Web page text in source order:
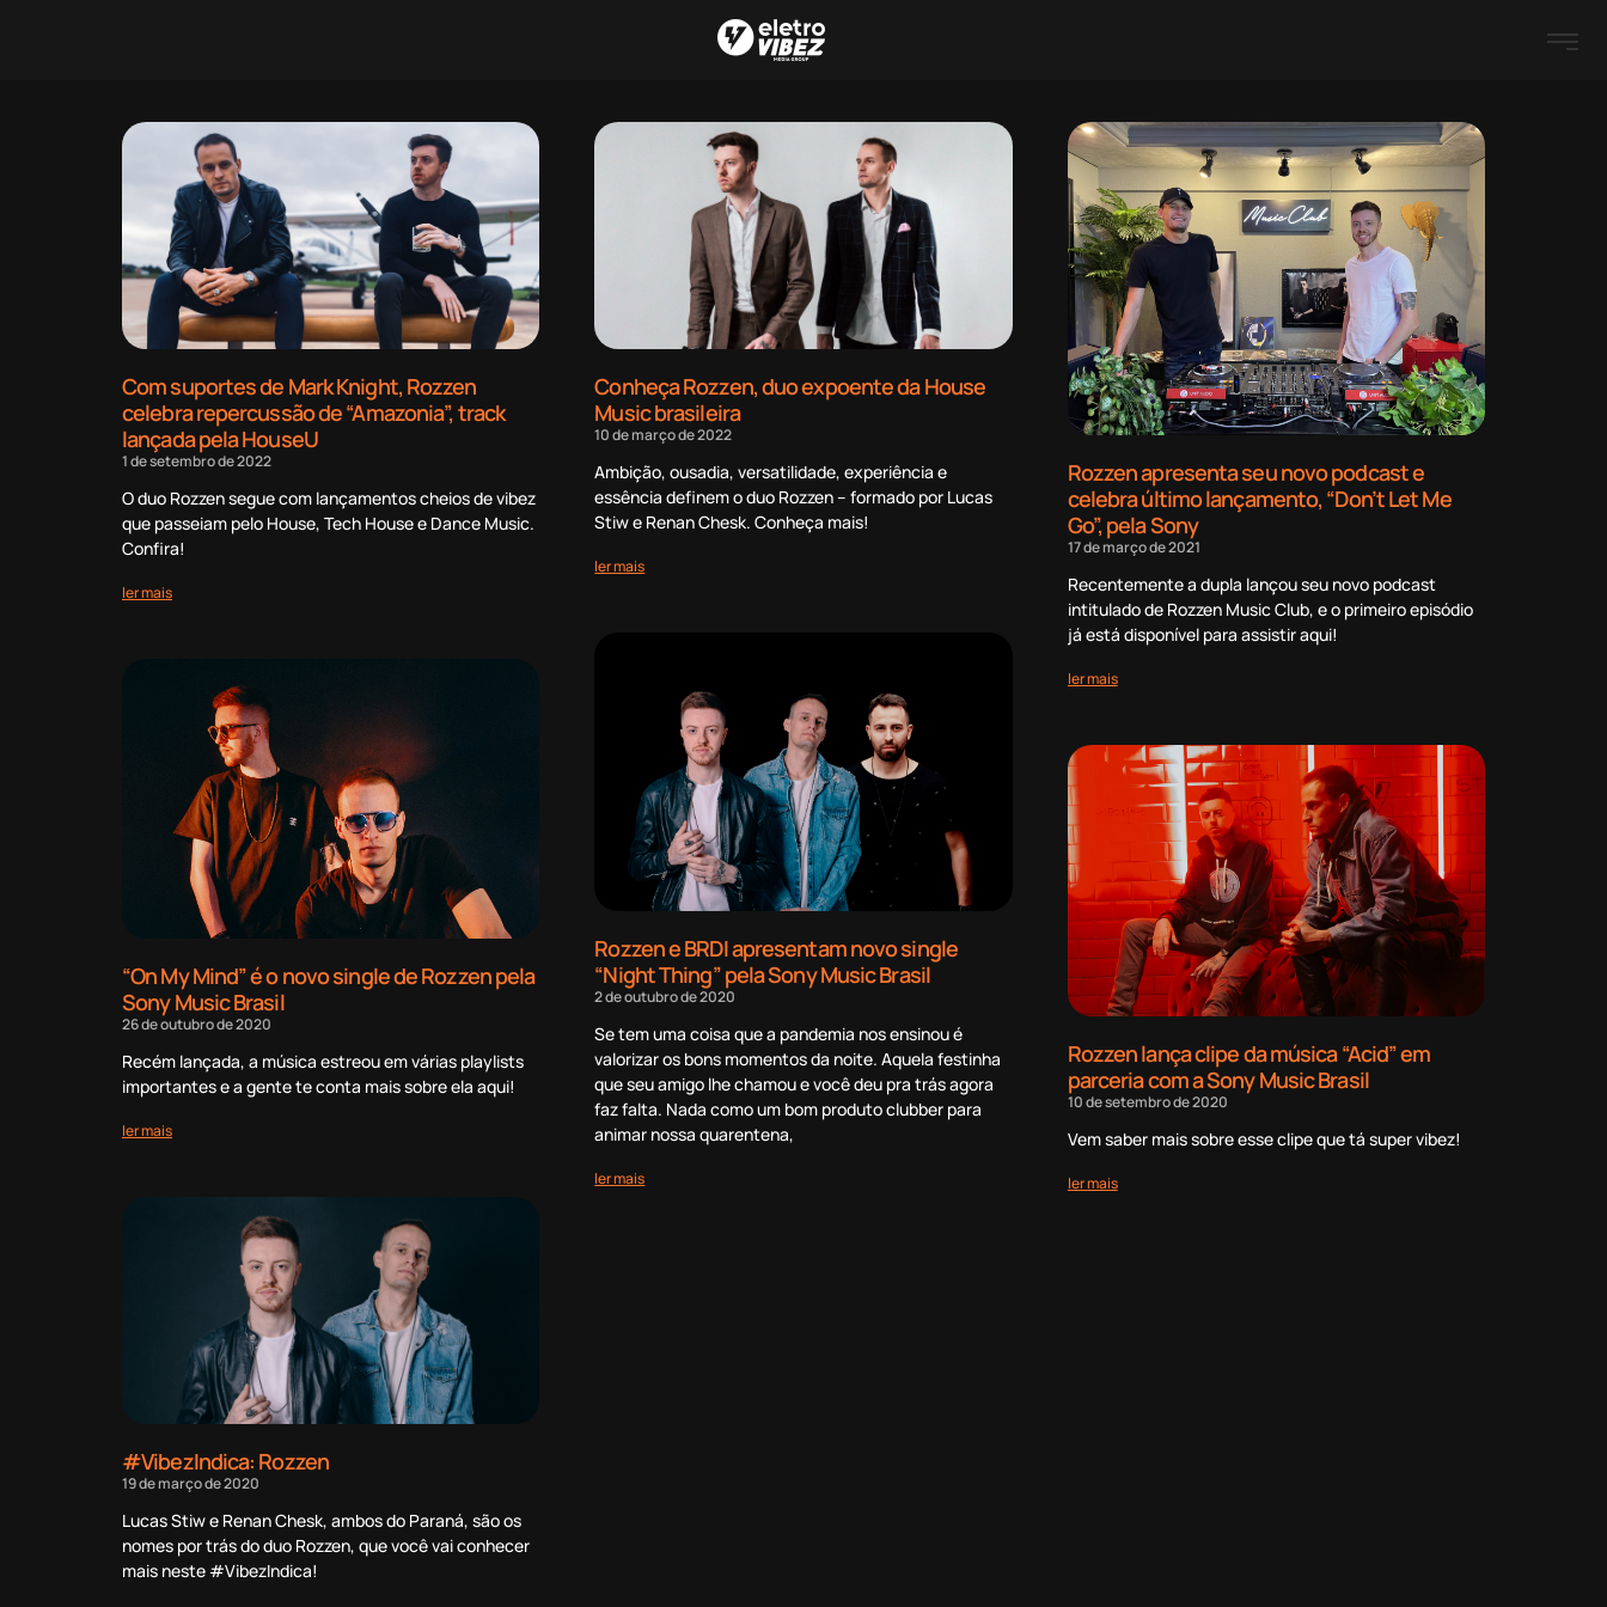
Com suportes de Mark Knight, Rozzen
celebra repercussão de “Amazonia”, track
lançada pela HouseU
1 de setembro de 2022
O duo Rozzen segue com lançamentos cheios de vibez
que passeiam pelo House, Tech House e Dance Music.
Confira!
ler mais
Conheça Rozzen, duo expoente da House
Music brasileira
10 de março de 2022
Ambição, ousadia, versatilidade, experiência e
essência definem o duo Rozzen – formado por Lucas
Stiw e Renan Chesk. Conheça mais!
ler mais
Rozzen apresenta seu novo podcast e
celebra último lançamento, “Don’t Let Me
Go”, pela Sony
17 de março de 2021
Recentemente a dupla lançou seu novo podcast
intitulado de Rozzen Music Club, e o primeiro episódio
já está disponível para assistir aqui!
ler mais
“On My Mind” é o novo single de Rozzen pela
Sony Music Brasil
26 de outubro de 2020
Recém lançada, a música estreou em várias playlists
importantes e a gente te conta mais sobre ela aqui!
ler mais
Rozzen e BRDI apresentam novo single
“Night Thing” pela Sony Music Brasil
2 de outubro de 2020
Se tem uma coisa que a pandemia nos ensinou é
valorizar os bons momentos da noite. Aquela festinha
que seu amigo lhe chamou e você deu pra trás agora
faz falta. Nada como um bom produto clubber para
animar nossa quarentena,
ler mais
Rozzen lança clipe da música “Acid” em
parceria com a Sony Music Brasil
10 de setembro de 2020
Vem saber mais sobre esse clipe que tá super vibez!
ler mais
#VibezIndica: Rozzen
19 de março de 2020
Lucas Stiw e Renan Chesk, ambos do Paraná, são os
nomes por trás do duo Rozzen, que você vai conhecer
mais neste #VibezIndica!